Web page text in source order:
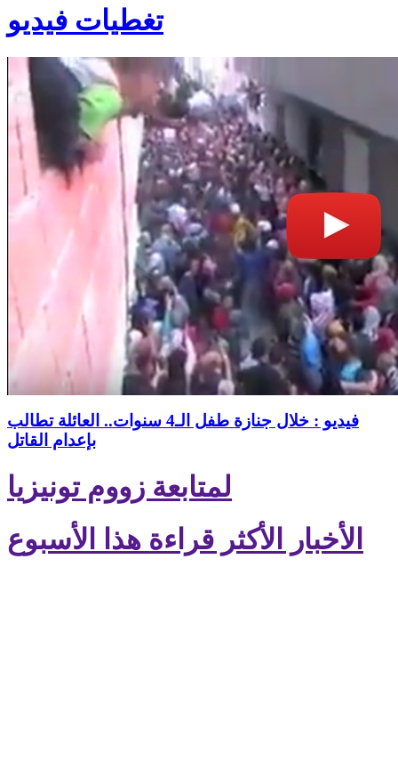
تغطيات فيديو
فيديو : خلال جنازة طفل الـ4 سنوات.. العائلة تطالب
بإعدام القاتل
لمتابعة زووم تونيزيا
الأخبار الأكثر قراءة هذا الأسبوع